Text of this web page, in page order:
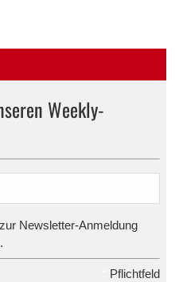
Weekly-
Newsletter-Anmeldung
Pflichtfeld